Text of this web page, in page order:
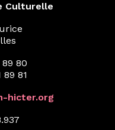
Culturelle
89 80
89 81
hicter.org